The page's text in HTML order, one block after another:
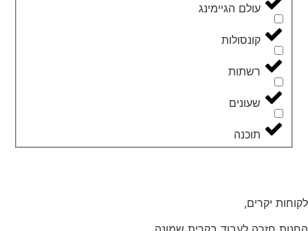
עולם הגיימינג
קונסולות
רשתות
שעונים
תוכנה
לקוחות יקרים,